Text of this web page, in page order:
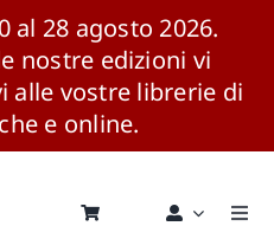
al 28 agosto 2026.
nostre edizioni vi
alle vostre librerie di
e online.